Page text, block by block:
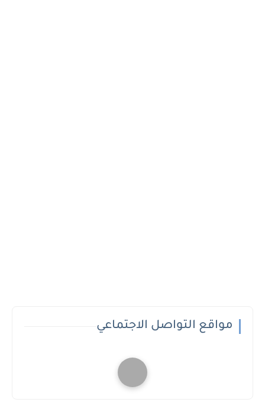
مواقع التواصل الاجتماعي